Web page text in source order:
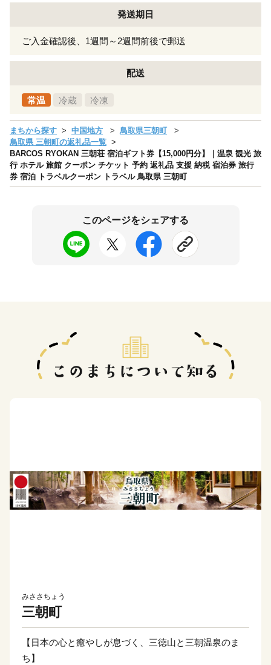
発送期日
ご入金確認後、1週間～2週間前後で郵送
配送
常温 冷蔵 冷凍
まちから探す 中国地方
鳥取県三朝町
鳥取県 三朝町の返礼品一覧
BARCOS RYOKAN 三朝荘 宿泊ギフト券【15,000円分】｜温泉 観光 旅
行 ホテル 旅館 クーポン チケット 予約 返礼品 支援 納税 宿泊券 旅行
券 宿泊 トラベルクーポン トラベル 鳥取県 三朝町
このページをシェアする
みささちょう
三朝町
【日本の心と癒やしが息づく、三徳山と三朝温泉のま
ち】